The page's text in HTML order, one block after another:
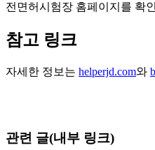
전면허시험장 홈페이지를 확
참고 링크
자세한 정보는 helperjd.com와
관련 글(내부 링크)